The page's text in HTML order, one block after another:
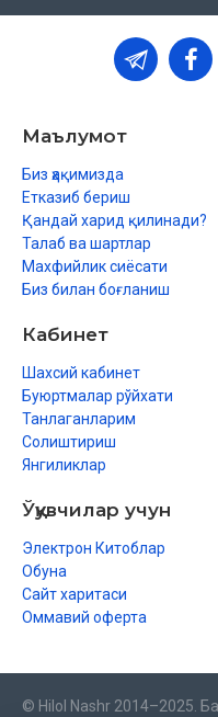
Маълумот
Биз ҳақимизда
Етказиб бериш
Қандай харид қилинади?
Талаб ва шартлар
Махфийлик сиёсати
Биз билан боғланиш
Кабинет
Шахсий кабинет
Буюртмалар рўйхати
Танлаганларим
Солиштириш
Янгиликлар
Ўқувчилар учун
Электрон Китоблар
Обуна
Сайт харитаси
Оммавий оферта
© Hilol Nashr 2014–2025.